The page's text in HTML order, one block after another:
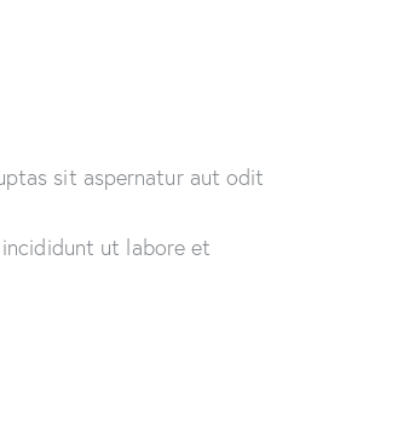
sit aspernatur aut odit
ut labore et